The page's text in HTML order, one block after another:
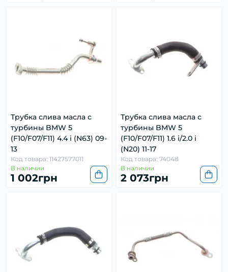
Трубка слива масла с
турбины BMW 5
(F10/F07/F11) 4.4 i (N63) 09-
13
Код товара: 11427577011
В наличии
1 002грн
Трубка слива масла с
турбины BMW 5
(F10/F07/F11) 1.6 i/2.0 i
(N20) 11-17
Код товара: 74048
В наличии
2 073грн